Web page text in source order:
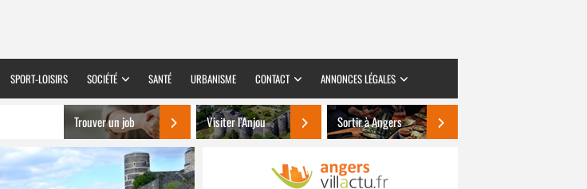
SPORT-LOISIRS SOCIÉTÉ SANTÉ URBANISME CONTACT ANNONCES LÉGALES
Trouver un job Visiter l’Anjou Sortir à Angers